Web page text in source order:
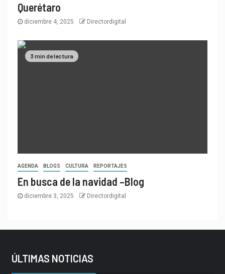
Querétaro
diciembre 4, 2025 Directordigital
3 min de lectura
AGENDA BLOGS CULTURA REPORTAJES
En busca de la navidad –Blog
diciembre 3, 2025 Directordigital
ÚLTIMAS NOTICIAS